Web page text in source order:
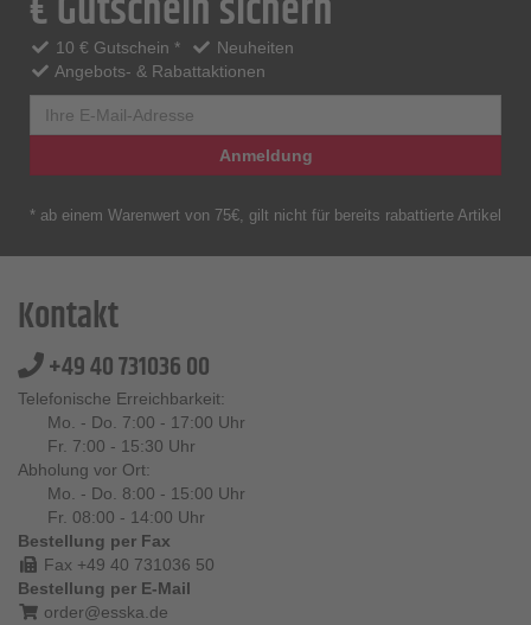
10 € Gutschein *
Neuheiten
Angebots- & Rabattaktionen
Anmeldung
* ab einem Warenwert von 75€, gilt nicht für bereits rabattierte Artikel
Kontakt
+49 40 731036 00
Telefonische Erreichbarkeit:
Mo. - Do. 7:00 - 17:00 Uhr
Fr. 7:00 - 15:30 Uhr
Abholung vor Ort:
Mo. - Do. 8:00 - 15:00 Uhr
Fr. 08:00 - 14:00 Uhr
Bestellung per Fax
Fax +49 40 731036 50
Bestellung per E-Mail
order@esska.de